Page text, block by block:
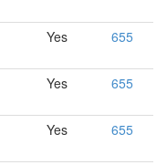
Yes 655
Yes 655
Yes 655